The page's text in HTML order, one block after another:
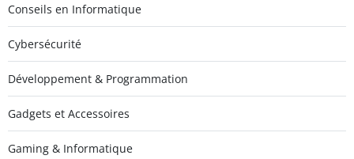
Conseils en Informatique
Cybersécurité
Développement & Programmation
Gadgets et Accessoires
Gaming & Informatique